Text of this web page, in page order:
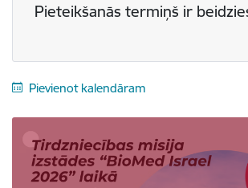
Pieteikšanās termiņš ir
Pievienot kalendāram